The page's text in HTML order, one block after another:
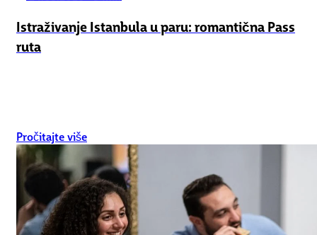
Istraživanje Istanbula u paru: romantična Pass
ruta
Pročitajte više